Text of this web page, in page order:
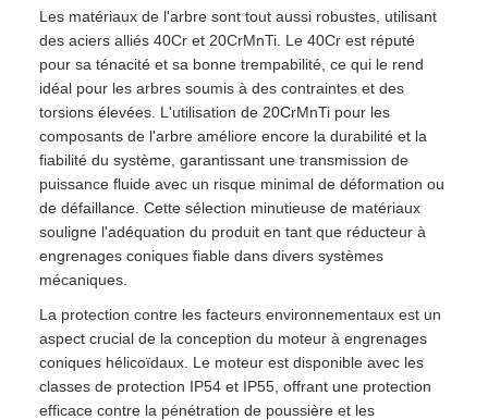
Les matériaux de l'arbre sont tout aussi robustes, utilisant
des aciers alliés 40Cr et 20CrMnTi. Le 40Cr est réputé
pour sa ténacité et sa bonne trempabilité, ce qui le rend
idéal pour les arbres soumis à des contraintes et des
torsions élevées. L'utilisation de 20CrMnTi pour les
composants de l'arbre améliore encore la durabilité et la
fiabilité du système, garantissant une transmission de
puissance fluide avec un risque minimal de déformation ou
de défaillance. Cette sélection minutieuse de matériaux
souligne l'adéquation du produit en tant que réducteur à
engrenages coniques fiable dans divers systèmes
mécaniques.
La protection contre les facteurs environnementaux est un
aspect crucial de la conception du moteur à engrenages
coniques hélicoïdaux. Le moteur est disponible avec les
classes de protection IP54 et IP55, offrant une protection
efficace contre la pénétration de poussière et les